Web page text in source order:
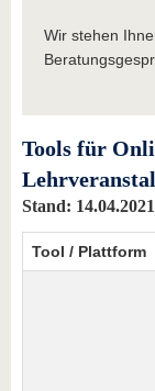
Wir stehen
Tools für
Stand: 14.04.2021
Tool / Plattform